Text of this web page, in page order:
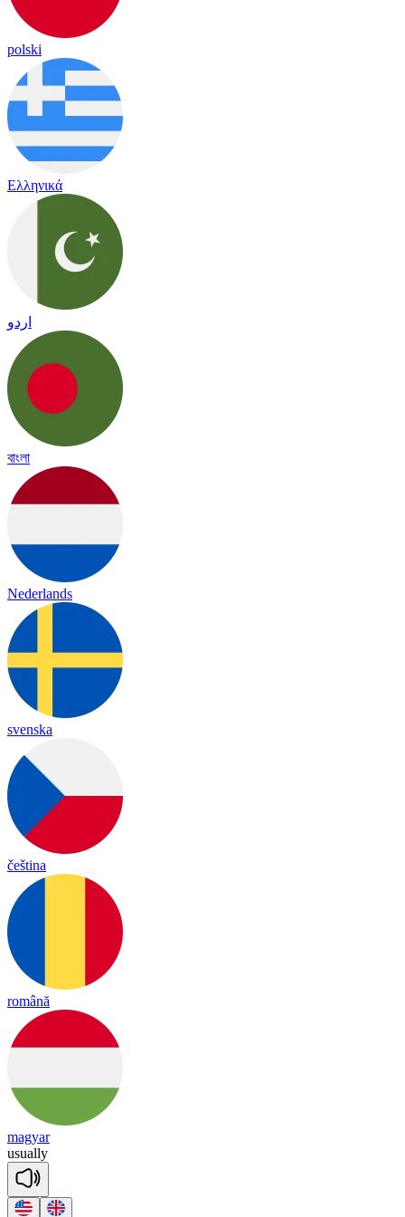
polski
Ελληνικά
اردو
বাংলা
Nederlands
svenska
čeština
română
magyar
usually